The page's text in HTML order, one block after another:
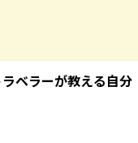
ベラーが教える自分